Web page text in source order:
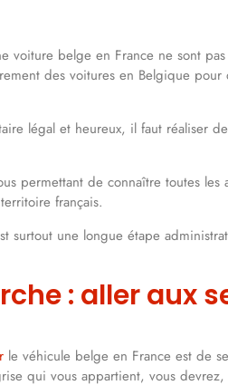
voiture belge en France ne sont
des voitures en Belgique
légal et heureux, il faut réaliser
permettant de connaître toutes
français.
surtout une longue étape
: aller aux
le véhicule belge en France est de
qui vous appartient, vous